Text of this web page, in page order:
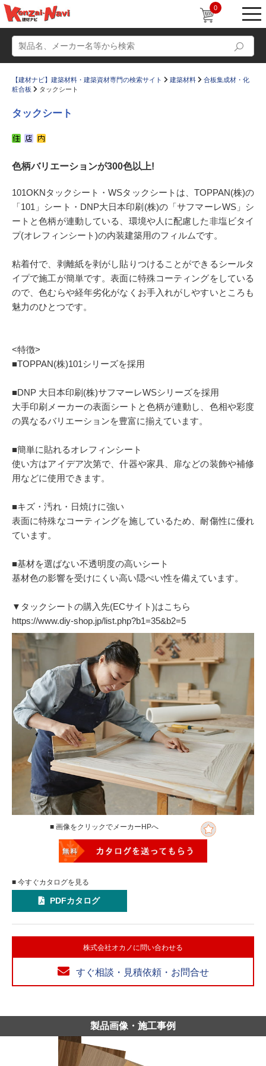
0
かたなび コラム
すまいリング 設計士インタビュー
Q＆A 販売・施工代理店募集
お気に入り
【建材ナビ】建築材料・建築資材専門の検索サイト 建築材料
合板集成材・化
粧合板
タックシート
タックシート
色柄バリエーションが300色以上!
101OKNタックシート・WSタックシートは、TOPPAN(株)の
「101」シート・DNP大日本印刷(株)の「サフマーレWS」シ
ートと色柄が連動している、環境や人に配慮した非塩ビタイ
プ(オレフィンシート)の内装建築用のフィルムです。
粘着付で、剥離紙を剥がし貼りつけることができるシールタ
イプで施工が簡単です。表面に特殊コーティングをしている
ので、色むらや経年劣化がなくお手入れがしやすいところも
魅力のひとつです。
<特徴>
■TOPPAN(株)101シリーズを採用
■DNP 大日本印刷(株)サフマーレWSシリーズを採用
大手印刷メーカーの表面シートと色柄が連動し、色相や彩度
の異なるバリエーションを豊富に揃えています。
■簡単に貼れるオレフィンシート
使い方はアイデア次第で、什器や家具、扉などの装飾や補修
用などに使用できます。
■キズ・汚れ・日焼けに強い
表面に特殊なコーティングを施しているため、耐傷性に優れ
ています。
■基材を選ばない不透明度の高いシート
基材色の影響を受けにくい高い隠ぺい性を備えています。
▼タックシートの購入先(ECサイト)はこちら
https://www.diy-shop.jp/list.php?b1=35&b2=5
■ 画像をクリックでメーカーHPへ
■ 今すぐカタログを見る
PDFカタログ
株式会社オカノに問い合わせる
すぐ相談・見積依頼・お問合せ
製品画像・施工事例